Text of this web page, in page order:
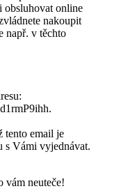
obsluhovat online
nakoupit
např. v těchto
tento email je
s Vámi vyjednávat.
vám neuteče!